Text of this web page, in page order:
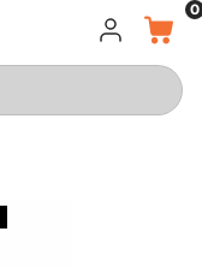
LOGGA IN
KORG
0